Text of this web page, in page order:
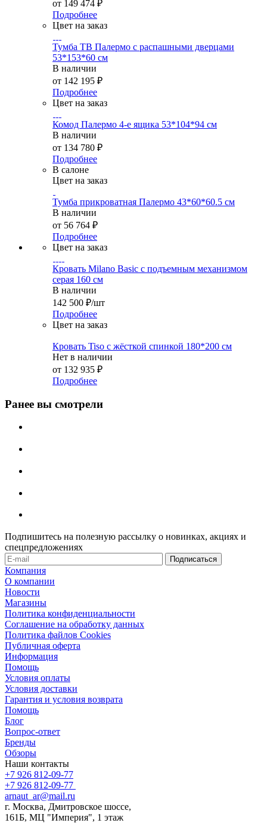
от 149 474 ₽
Подробнее
Цвет на заказ
Тумба ТВ Палермо с распашными дверцами
53*153*60 см
В наличии
от 142 195 ₽
Подробнее
Цвет на заказ
Комод Палермо 4-е ящика 53*104*94 см
В наличии
от 134 780 ₽
Подробнее
В салоне
Цвет на заказ
Тумба прикроватная Палермо 43*60*60.5 см
В наличии
от 56 764 ₽
Подробнее
Цвет на заказ
Кровать Milano Basic с подъемным механизмом
серая 160 см
В наличии
142 500 ₽/шт
Подробнее
Цвет на заказ
Кровать Tiso с жёсткой спинкой 180*200 см
Нет в наличии
от 132 935 ₽
Подробнее
Ранее вы смотрели
Подпишитесь на полезную рассылку о новинках, акциях и
спецпредложениях
Компания
О компании
Новости
Магазины
Политика конфиденциальности
Соглашение на обработку данных
Политика файлов Cookies
Публичная оферта
Информация
Помощь
Условия оплаты
Условия доставки
Гарантия и условия возврата
Помощь
Блог
Вопрос-ответ
Бренды
Обзоры
Наши контакты
+7 926 812-09-77
+7 926 812-09-77
arnaut_ar@mail.ru
г. Москва, Дмитровское шоссе,
161Б, МЦ "Империя", 1 этаж